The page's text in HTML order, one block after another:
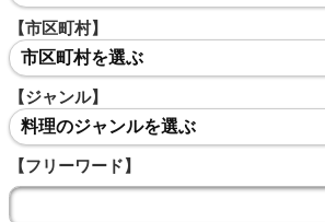
【市区町村】
市区町村を選ぶ
【ジャンル】
料理のジャンルを選ぶ
【フリーワード】